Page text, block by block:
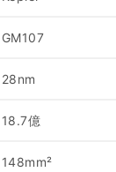
GM107
28nm
18.7億
148mm²